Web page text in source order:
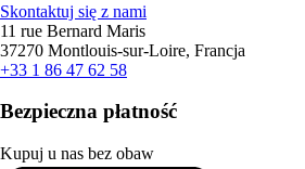
Skontaktuj się z nami
11 rue Bernard Maris
37270 Montlouis-sur-Loire, Francja
+33 1 86 47 62 58
Bezpieczna płatność
Kupuj u nas bez obaw